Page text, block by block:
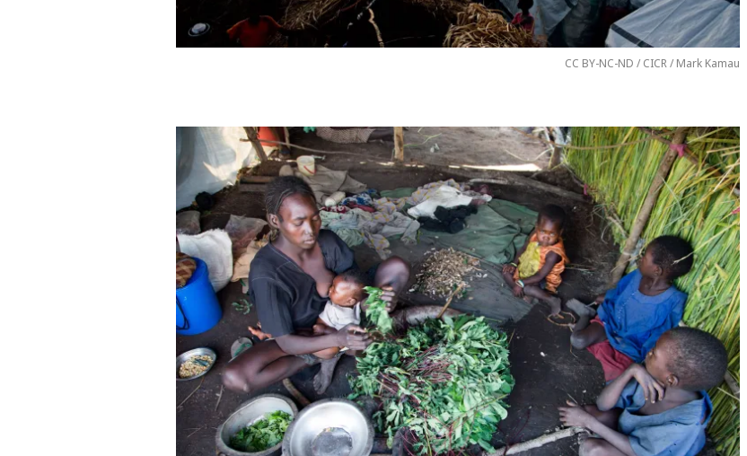
CC BY-NC-ND / CICR / Mark Kamau